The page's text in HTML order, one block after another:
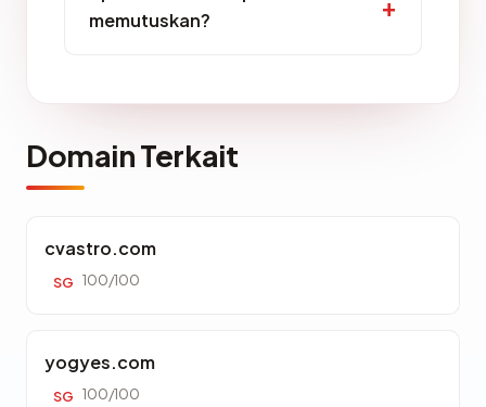
memutuskan?
Domain Terkait
cvastro.com
SG 100/100
yogyes.com
SG 100/100